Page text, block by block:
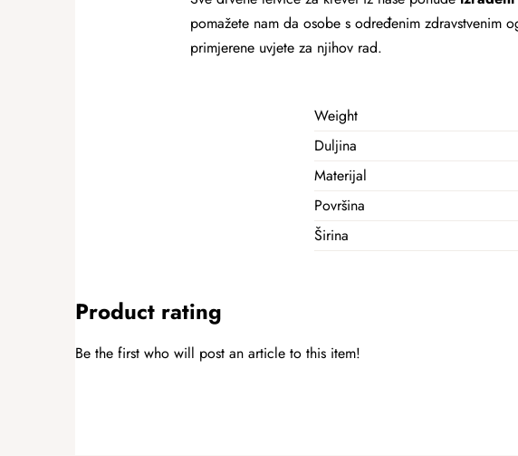
pomažete nam da osobe s određenim zdravstvenim
primjerene uvjete za njihov rad.
Weight
Duljina
Materijal
Površina
Širina
Product rating
Be the first who will post an article to this item!